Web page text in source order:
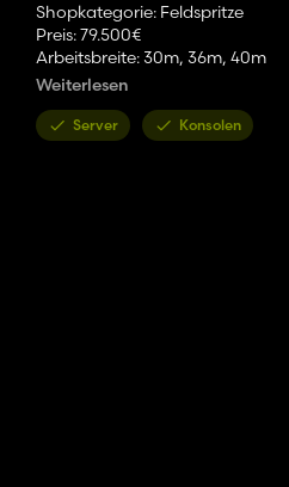
Shopkategorie: Feldspritze
Preis: 79.500€
Arbeitsbreite: 30m, 36m, 40m
Arbeitsgeschwindigkeit: 12 km/h
Weiterlesen
Server Konsolen